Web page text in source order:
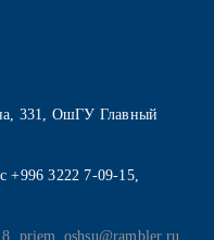
331, ОшГУ Главный
+996 3222 7-09-15,
priem_oshsu@rambler.ru